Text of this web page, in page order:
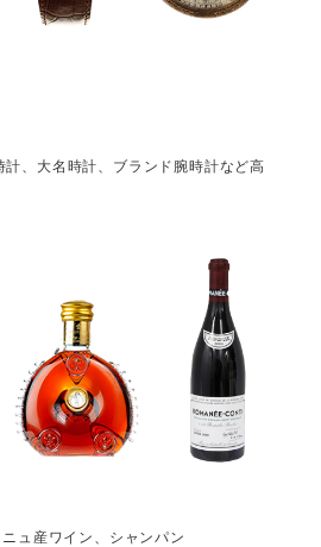
計、大名時計、ブランド腕時計など高
ュ産ワイン、シャンパン